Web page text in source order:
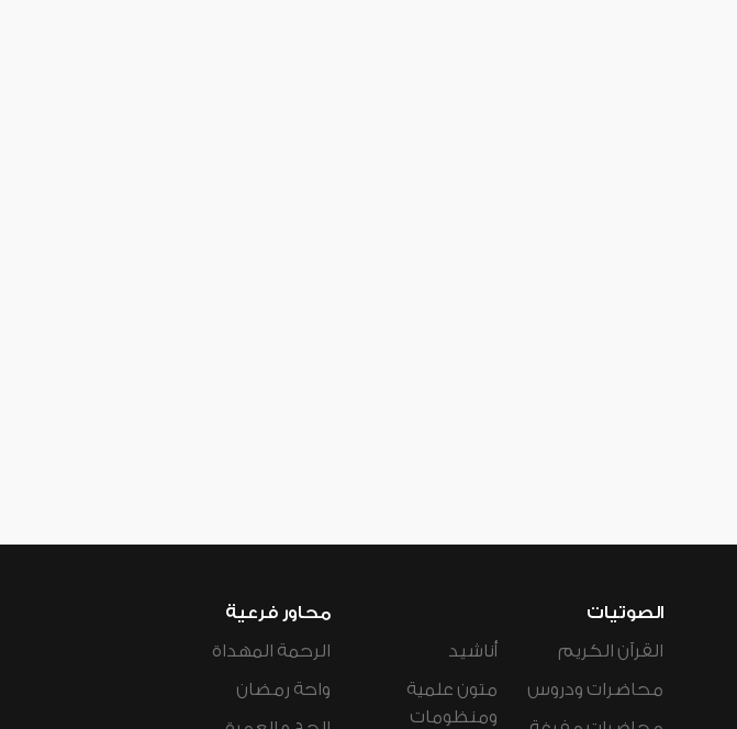
الصوتيات
القرآن الكريم
محاضرات ودروس
أناشيد
متون علمية
ومنظومات
محاور فرعية
الرحمة المهداة
واحة رمضان